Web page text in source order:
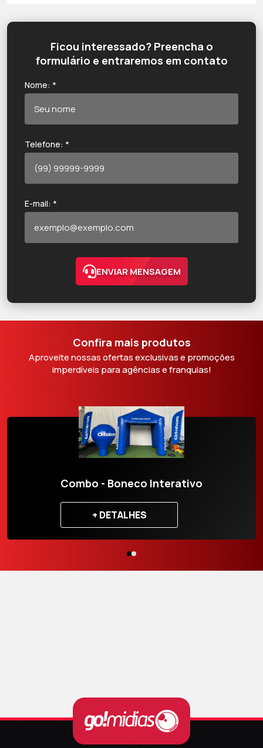
Ficou interessado? Preencha o
formulário e entraremos em contato
Nome: *
Telefone: *
E-mail: *
ENVIAR MENSAGEM
Confira mais produtos
Aproveite nossas ofertas exclusivas e promoções
imperdíveis para agências e franquias!
Combo - Boneco Interativo
+ DETALHES